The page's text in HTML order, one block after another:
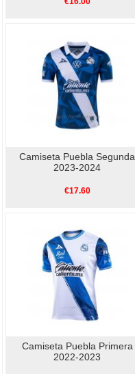
Camiseta Puebla Segunda
2023-2024
€17.60
Camiseta Puebla Primera
2022-2023